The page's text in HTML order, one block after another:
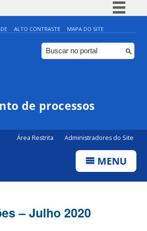
Simplifique!
Comunica BR
Participe
Canais
ALTO CONTRASTE MAPA DO SITE
de processos
Área Restrita Administradores do Site
MENU
– Julho 2020